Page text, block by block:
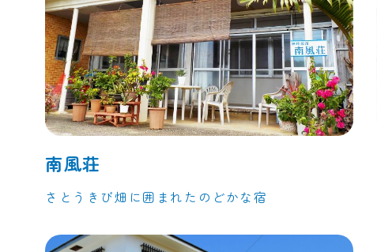
南風荘
さとうきび畑に囲まれたのどかな宿